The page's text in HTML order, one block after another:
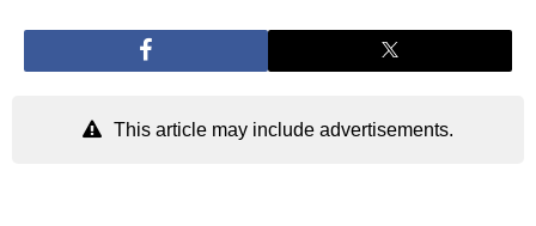
This article may include advertisements.